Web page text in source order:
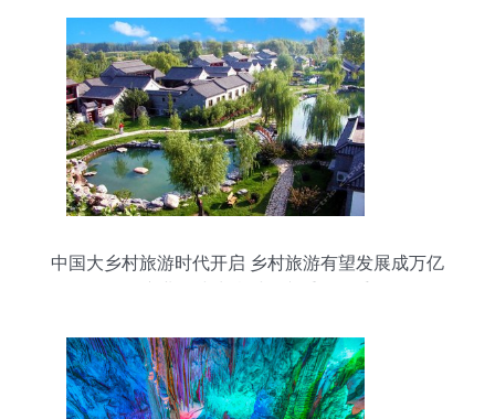
中国大乡村旅游时代开启 乡村旅游有望发展成万亿